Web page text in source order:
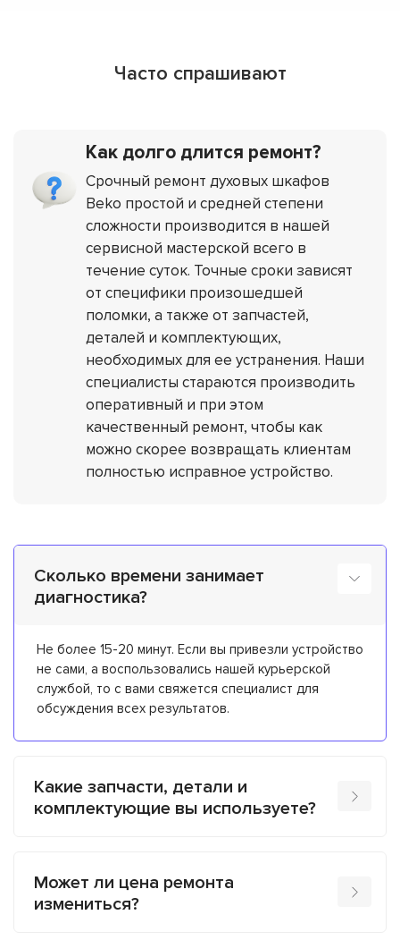
Часто спрашивают
Как долго длится ремонт?
Срочный ремонт духовых шкафов
Beko простой и средней степени
сложности производится в нашей
сервисной мастерской всего в
течение суток. Точные сроки зависят
от специфики произошедшей
поломки, а также от запчастей,
деталей и комплектующих,
необходимых для ее устранения. Наши
специалисты стараются производить
оперативный и при этом
качественный ремонт, чтобы как
можно скорее возвращать клиентам
полностью исправное устройство.
Сколько времени занимает
диагностика?
Не более 15-20 минут. Если вы привезли устройство
не сами, а воспользовались нашей курьерской
службой, то с вами свяжется специалист для
обсуждения всех результатов.
Какие запчасти, детали и
комплектующие вы используете?
Может ли цена ремонта
измениться?